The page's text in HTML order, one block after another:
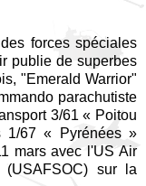
forces spéciales
publie de superbes
"Emerald Warrior"
parachutiste
3/61 « Poitou
1/67 « Pyrénées »
mars avec l'US Air
(USAFSOC) sur la